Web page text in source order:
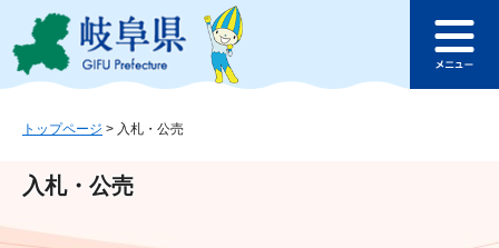
ジ
ュ
このページの本文へ
ュ
トップページ > 入札・公売
入札・公売